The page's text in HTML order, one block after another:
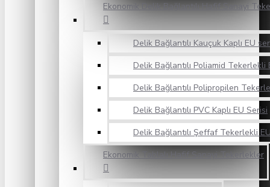
Ekonomik Delik Bağlantılı Hafif Sanayi
Delik Bağlantılı Kauçuk Kaplı EU
Delik Bağlantılı Poliamid Tekerlekli
Delik Bağlantılı Polipropilen
Delik Bağlantılı PVC Kaplı EU Serisi
Delik Bağlantılı Şeffaf Tekerlekli
Ekonomik Tablalı Hafif Sanayi Tekerlekler